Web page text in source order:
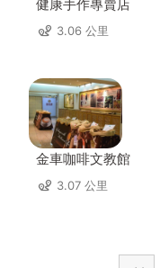
健康手作專賣店
3.06 公里
金車咖啡文教館
3.07 公里